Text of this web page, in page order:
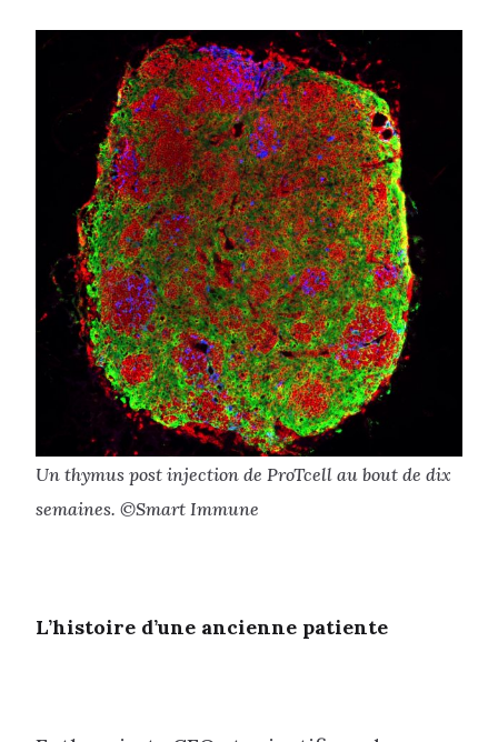
Un thymus post injection de ProTcell au bout de dix
semaines. ©Smart Immune
L’histoire d’une ancienne patiente